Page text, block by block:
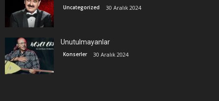
Uncategorized 30 Aralık 2024
Unutulmayanlar
Konserler 30 Aralık 2024